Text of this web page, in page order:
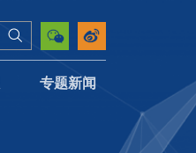
专题新闻